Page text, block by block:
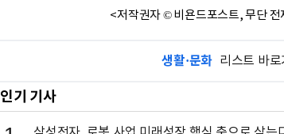
<저작권자 © 비욘드포스트, 무단 전
생활·문화 리스트 바로
인기 기사